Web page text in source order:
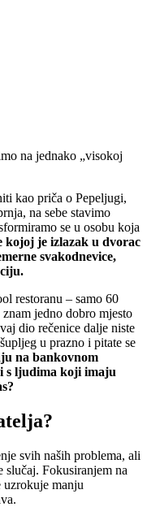
na jednako „visokoj
kao priča o Pepeljugi,
na sebe stavimo
se u osobu koja
kojoj je izlazak u dvorac
svakodnevice,
restoranu – samo 60
jedno dobro mjesto
dio rečenice dalje niste
u prazno i pitate se
na bankovnom
s ljudima koji imaju
svih naših problema, ali
slučaj. Fokusiranjem na
uzrokuje manju